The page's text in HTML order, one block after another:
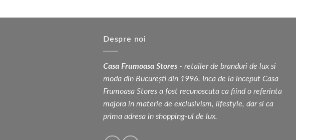
Despre noi
Casa Frumoasa Stores - retailer de branduri de lux si
moda din București din 1996. Inca de la inceput Casa
Frumoasa Stores a fost recunoscuta ca fiind o referinta
majora in materie de exclusivism, lifestyle, dar si ca
prima adresa in shopping-ul de lux.